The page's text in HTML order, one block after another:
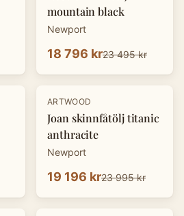
mountain black
Newport
18 796 kr23 495 kr
-20%
ARTWOOD
Joan skinnfåtölj titanic
anthracite
Newport
19 196 kr23 995 kr